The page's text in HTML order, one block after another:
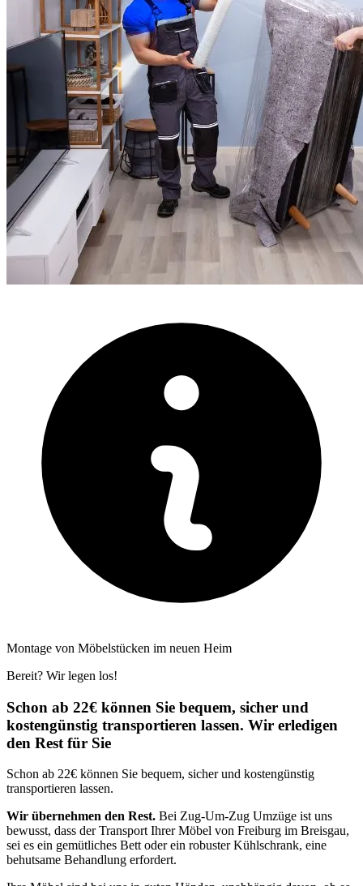
Montage von Möbelstücken im neuen Heim
Bereit? Wir legen los!
Schon ab 22€ können Sie bequem, sicher und
kostengünstig transportieren lassen. Wir erledigen
den Rest für Sie
Schon ab 22€ können Sie bequem, sicher und kostengünstig
transportieren lassen.
Wir übernehmen den Rest. Bei Zug-Um-Zug Umzüge ist uns
bewusst, dass der Transport Ihrer Möbel von Freiburg im Breisgau,
sei es ein gemütliches Bett oder ein robuster Kühlschrank, eine
behutsame Behandlung erfordert.